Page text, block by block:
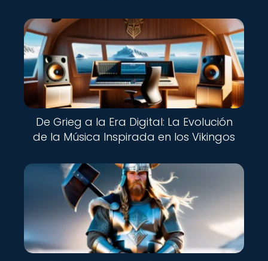
De Grieg a la Era Digital: La Evolución
de la Música Inspirada en los Vikingos